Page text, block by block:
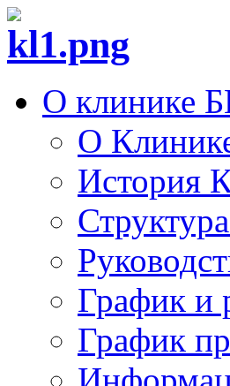
О клинике
О
История
График и
График